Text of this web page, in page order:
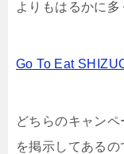
よりもはるかに多
Go To Eat
どちらのキャン
を掲示してある